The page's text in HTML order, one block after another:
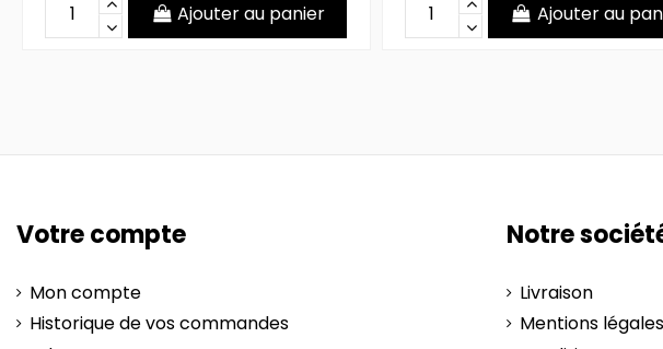
Ajouter au panier Ajouter au
Votre compte
Mon compte
Historique de vos commandes
Notre
Livraison
Mentions légales